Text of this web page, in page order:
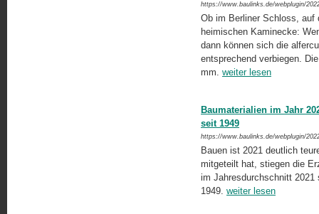
https://www.baulinks.de/webplugin/
Ob im Berliner Schloss, auf
heimischen Kaminecke:
dann können sich die
entsprechend verbiegen.
mm. weiter lesen
Baumaterialien im Jahr
seit 1949
https://www.baulinks.de/webplugin/
Bauen ist 2021 deutlich
mitgeteilt hat, stiegen die
im Jahresdurchschnitt
1949. weiter lesen